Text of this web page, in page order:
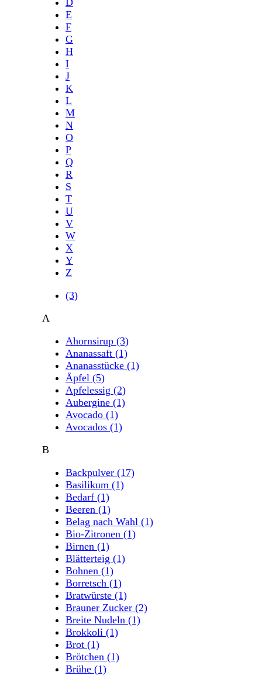
E
F
G
H
I
J
K
L
M
N
O
P
Q
R
S
T
U
V
W
X
Y
Z
(3)
A
Ahornsirup (3)
Ananassaft (1)
Ananasstücke (1)
Äpfel (5)
Apfelessig (2)
Aubergine (1)
Avocado (1)
Avocados (1)
B
Backpulver (17)
Basilikum (1)
Bedarf (1)
Beeren (1)
Belag nach Wahl (1)
Bio-Zitronen (1)
Birnen (1)
Blätterteig (1)
Bohnen (1)
Borretsch (1)
Bratwürste (1)
Brauner Zucker (2)
Breite Nudeln (1)
Brokkoli (1)
Brot (1)
Brötchen (1)
Brühe (1)